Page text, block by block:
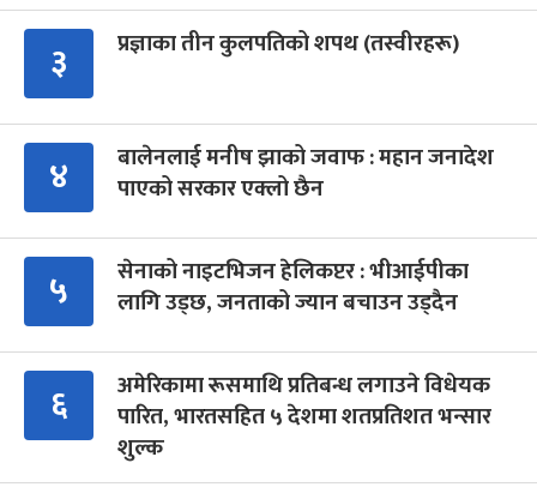
३ प्रज्ञाका तीन कुलपतिको शपथ (तस्वीरहरू)
४
बालेनलाई मनीष झाको जवाफ : महान जनादेश
पाएको सरकार एक्लो छैन
५
सेनाको नाइटभिजन हेलिकप्टर : भीआईपीका
लागि उड्छ, जनताको ज्यान बचाउन उड्दैन
६
अमेरिकामा रूसमाथि प्रतिबन्ध लगाउने विधेयक
पारित, भारतसहित ५ देशमा शतप्रतिशत भन्सार
शुल्क